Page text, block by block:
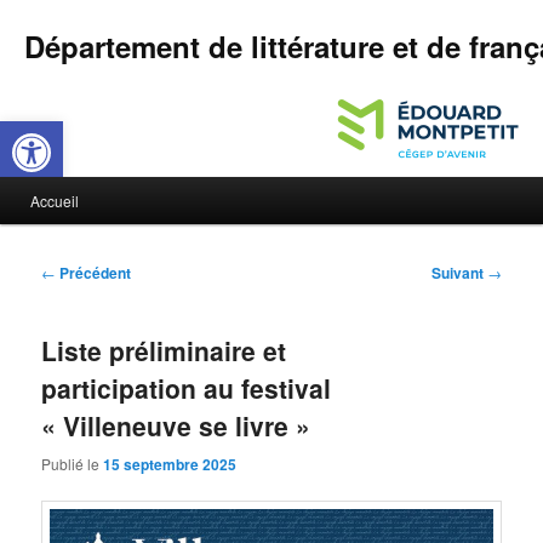
Ouvrir la barre d’outils
Département de littérature et de
Aller
principal
Aller
secondaire
Accueil
N
i
a
t
o
n
d
← Précédent Suivant →
Liste préliminaire et
participation au festival
« Villeneuve se livre »
Publié le15 septembre 2025